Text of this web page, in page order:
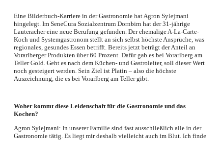
Eine Bilderbuch-Karriere in der Gastronomie hat Agron Sylejmani
hingelegt. Im SeneCura Sozialzentrum Dornbirn hat der 31-jährige
Lauteracher eine neue Berufung gefunden. Der ehemalige A-La-Carte-
Koch und Systemgastronom stellt an sich selbst höchste Ansprüche, was
regionales, gesundes Essen betrifft. Bereits jetzt beträgt der Anteil an
Vorarlberger Produkten über 60 Prozent. Dafür gab es bei Vorarlberg am
Teller Gold. Geht es nach dem Küchen- und Gastroleiter, soll dieser Wert
noch gesteigert werden. Sein Ziel ist Platin – also die höchste
Auszeichnung, die es bei Vorarlberg am Teller gibt.
Woher kommt diese Leidenschaft für die Gastronomie und das
Kochen?
Agron Sylejmani: In unserer Familie sind fast ausschließlich alle in der
Gastronomie tätig. Es liegt mir deshalb vielleicht auch im Blut. Ich finde